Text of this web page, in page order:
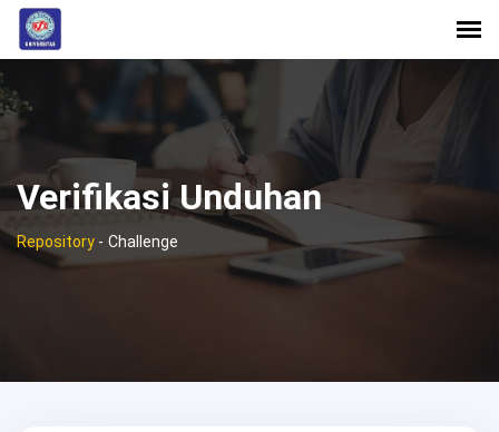
Verifikasi Unduhan
Repository - Challenge